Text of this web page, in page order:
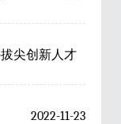
尖创新人才
2022-11-23